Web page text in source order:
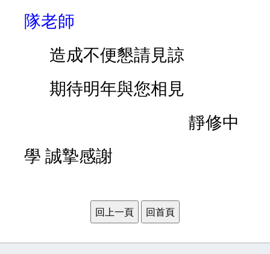
隊老師
造成不便懇請見諒
期待明年與您相見
靜修中
學 誠摯感謝